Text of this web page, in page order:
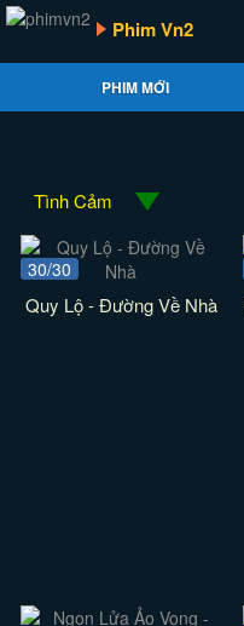
Phim Vn2
PHIM MỚI
Tình Cảm
30/30
Quy Lộ - Đường Về Nhà